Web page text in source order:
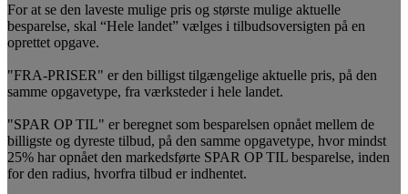
For at se den laveste mulige pris og største mulige aktuelle
besparelse, skal “Hele landet” vælges i tilbudsoversigten på en
oprettet opgave.
"FRA-PRISER" er den billigst tilgængelige aktuelle pris, på den
samme opgavetype, fra værksteder i hele landet.
"SPAR OP TIL" er beregnet som besparelsen opnået mellem de
billigste og dyreste tilbud, på den samme opgavetype, hvor mindst
25% har opnået den markedsførte SPAR OP TIL besparelse, inden
for den radius, hvorfra tilbud er indhentet.